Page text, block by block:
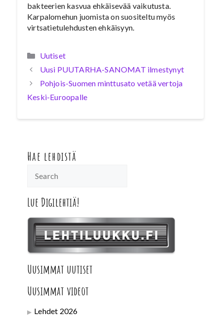
bakteerien kasvua ehkäisevää vaikutusta.
Karpalomehun juomista on suositeltu myös
virtsatietulehdusten ehkäisyyn.
Kategoriat
Uutiset
Uusi PUUTARHA-SANOMAT ilmestynyt
Pohjois-Suomen minttusato vetää vertoja
Keski-Euroopalle
Hae lehdistä
Lue Digilehtiä!
Uusimmat uutiset
Uusimmat videot
Lehdet 2026